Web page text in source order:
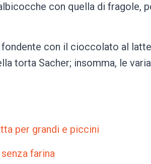
con quella di fragole,
con il cioccolato al
torta Sacher; insomma, le
per grandi e piccini
farina